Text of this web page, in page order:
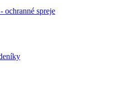
ochranné spreje